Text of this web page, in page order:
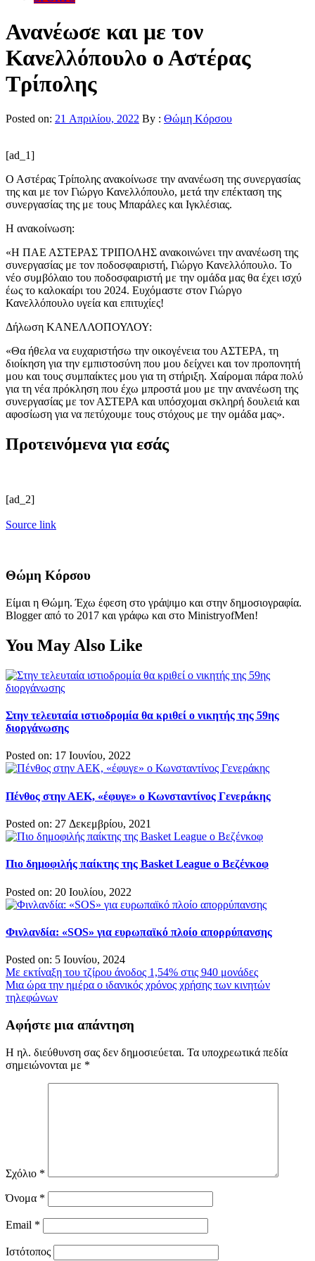
Ανανέωσε και με τον
Κανελλόπουλο ο Αστέρας
Τρίπολης
Posted on: 21 Απριλίου, 2022 By : Θώμη Κόρσου
[ad_1]
Ο Αστέρας Τρίπολης ανακοίνωσε την ανανέωση της συνεργασίας
της και με τον Γιώργο Κανελλόπουλο, μετά την επέκταση της
συνεργασίας της με τους Μπαράλες και Ιγκλέσιας.
Η ανακοίνωση:
«Η ΠΑΕ ΑΣΤΕΡΑΣ ΤΡΙΠΟΛΗΣ ανακοινώνει την ανανέωση της
συνεργασίας με τον ποδοσφαιριστή, Γιώργο Κανελλόπουλο. Το
νέο συμβόλαιο του ποδοσφαιριστή με την ομάδα μας θα έχει ισχύ
έως το καλοκαίρι του 2024. Ευχόμαστε στον Γιώργο
Κανελλόπουλο υγεία και επιτυχίες!
Δήλωση ΚΑΝΕΛΛΟΠΟΥΛΟΥ:
«Θα ήθελα να ευχαριστήσω την οικογένεια του ΑΣΤΕΡΑ, τη
διοίκηση για την εμπιστοσύνη που μου δείχνει και τον προπονητή
μου και τους συμπαίκτες μου για τη στήριξη. Χαίρομαι πάρα πολύ
για τη νέα πρόκληση που έχω μπροστά μου με την ανανέωση της
συνεργασίας με τον ΑΣΤΕΡΑ και υπόσχομαι σκληρή δουλειά και
αφοσίωση για να πετύχουμε τους στόχους με την ομάδα μας».
Προτεινόμενα για εσάς
[ad_2]
Source link
Θώμη Κόρσου
Είμαι η Θώμη. Έχω έφεση στο γράψιμο και στην δημοσιογραφία.
Blogger από το 2017 και γράφω και στο MinistryofMen!
You May Also Like
Στην τελευταία ιστιοδρομία θα κριθεί ο νικητής της 59ης
διοργάνωσης
Posted on: 17 Ιουνίου, 2022
Πένθος στην ΑΕΚ, «έφυγε» ο Κωνσταντίνος Γενεράκης
Posted on: 27 Δεκεμβρίου, 2021
Πιο δημοφιλής παίκτης της Basket League ο Βεζένκοφ
Posted on: 20 Ιουλίου, 2022
Φινλανδία: «SOS» για ευρωπαϊκό πλοίο απορρύπανσης
Posted on: 5 Ιουνίου, 2024
Πλοήγηση
άρθρων
Με εκτίναξη του τζίρου άνοδος 1,54% στις 940 μονάδες
Μια ώρα την ημέρα ο ιδανικός χρόνος χρήσης των κινητών
τηλεφώνων
Αφήστε μια απάντηση
Η ηλ. διεύθυνση σας δεν δημοσιεύεται. Τα υποχρεωτικά πεδία
σημειώνονται με *
Σχόλιο *
Όνομα *
Email *
Ιστότοπος